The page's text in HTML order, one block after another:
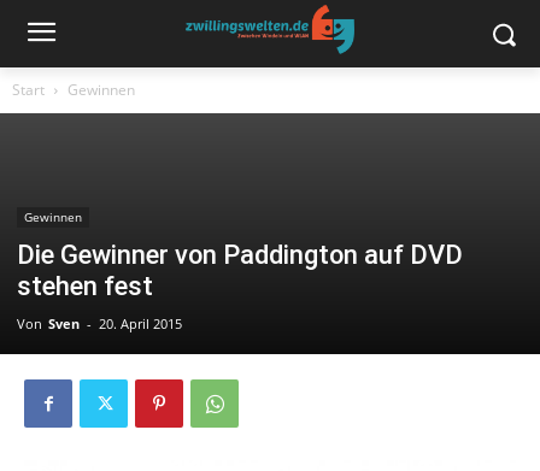
Start Gewinnen
Gewinnen
Die Gewinner von Paddington auf DVD
stehen fest
Von Sven - 20. April 2015